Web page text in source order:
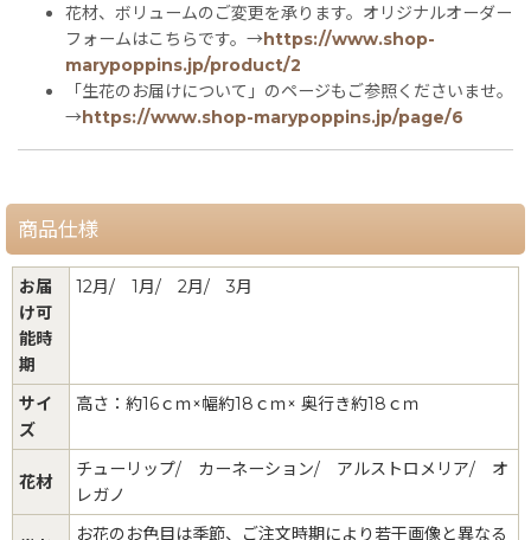
花材、ボリュームのご変更を承ります。オリジナルオーダー
フォームはこちらです。→https://www.shop-
marypoppins.jp/product/2
「生花のお届けについて」のページもご参照くださいませ。
→https://www.shop-marypoppins.jp/page/6
商品仕様
お届
け可
能時
期
12月/ 1月/ 2月/ 3月
サイ
ズ
高さ：約16ｃｍ×幅約18ｃｍ× 奥行き約18ｃｍ
花材
チューリップ/ カーネーション/ アルストロメリア/ オ
レガノ
お花のお色目は季節、ご注文時期により若干画像と異なる